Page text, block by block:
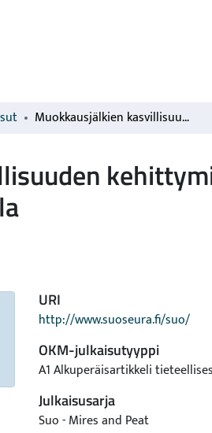
Muokkausjälkien kasvillisuuden kehittyminen ojitettujen soiden metsänuudistamisaloilla
URI
http://www.suoseura.fi/suo/
OKM-julkaisutyyppi
A1 Alkuperäisartikkeli
Julkaisusarja
Suo - Mires and Peat